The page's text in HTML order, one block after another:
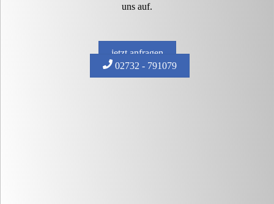
uns auf.
jetzt anfragen
02732 - 791079